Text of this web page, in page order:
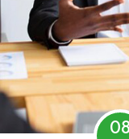
08